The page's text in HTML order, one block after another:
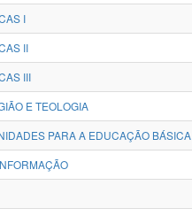
I
II
III
E TEOLOGIA
PARA A EDUCAÇÃO BÁSICA